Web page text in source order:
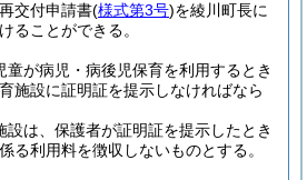
交付申請書(様式第3号)を綾川町長に
ることができる。
が病児・病後児保育を利用するとき
施設に証明証を提示しなければなら
は、保護者が証明証を提示したとき
る利用料を徴収しないものとする。